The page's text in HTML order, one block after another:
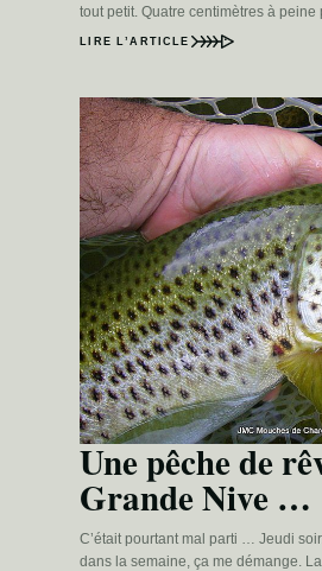
tout petit. Quatre centimètres à
LIRE L’ARTICLE
Une pêche de
Grande Nive …
C’était pourtant mal parti … Jeudi
dans la semaine, ça me démange.